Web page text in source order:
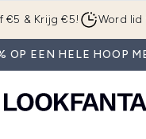
Overslaan
€5 & Krijg €5! Word lid
OP EEN HELE HOOP